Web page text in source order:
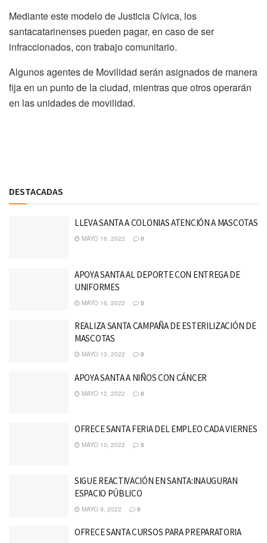
Mediante este modelo de Justicia Cívica, los
santacatarinenses pueden pagar, en caso de ser
infraccionados, con trabajo comunitario.
Algunos agentes de Movilidad serán asignados de manera
fija en un punto de la ciudad, mientras que otros operarán
en las unidades de movilidad.
DESTACADAS
LLEVA SANTA A COLONIAS ATENCIÓN A MASCOTAS
MAYO 16, 2022 0
APOYA SANTA AL DEPORTE CON ENTREGA DE
UNIFORMES
MAYO 16, 2022 0
REALIZA SANTA CAMPAÑA DE ESTERILIZACIÓN DE
MASCOTAS
MAYO 13, 2022 0
APOYA SANTA A NIÑOS CON CÁNCER
MAYO 12, 2022 0
OFRECE SANTA FERIA DEL EMPLEO CADA VIERNES
MAYO 10, 2022 0
SIGUE REACTIVACIÓN EN SANTA:INAUGURAN
ESPACIO PÚBLICO
MAYO 9, 2022 0
OFRECE SANTA CURSOS PARA PREPARATORIA